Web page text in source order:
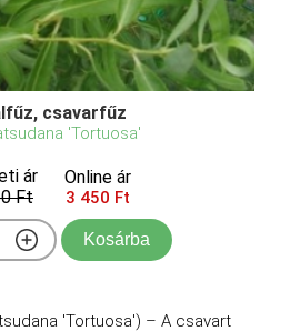
csavarfűz
'Tortuosa'
ár
Ft
Online ár
3 450 Ft
Kosárba
'Tortuosa') – A csavart